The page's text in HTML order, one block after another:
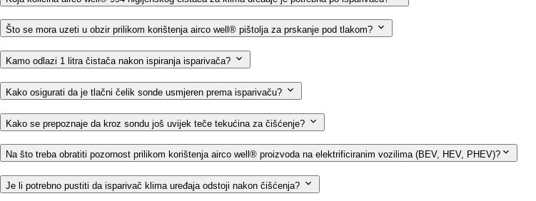
Što se mora uzeti u obzir prilikom korištenja airco well® pištolja za prskanje pod tlakom?
Kamo odlazi 1 litra čistača nakon ispiranja isparivača?
Kako osigurati da je tlačni čelik sonde usmjeren prema isparivaču?
Kako se prepoznaje da kroz sondu još uvijek teče tekućina za čišćenje?
Na što treba obratiti pozornost prilikom korištenja airco well® proizvoda na elektrificiranim vozilima (BEV, HEV, PHEV)?
Je li potrebno pustiti da isparivač klima uređaja odstoji nakon čišćenja?